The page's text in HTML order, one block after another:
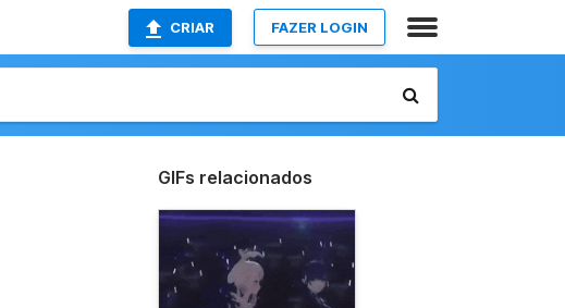
CRIAR FAZER LOGIN
GIFs relacionados